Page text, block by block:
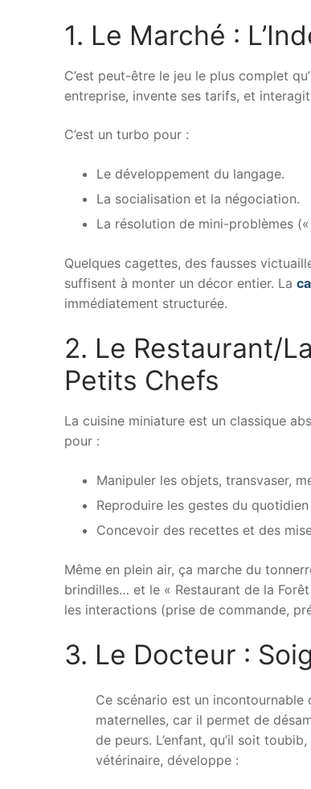
1. Le Marché :
C’est peut-être le jeu le plus complet
entreprise, invente ses tarifs, et
C’est un turbo pour :
Le développement du langage.
La socialisation et la négociation.
La résolution de mini-problèmes
Quelques cagettes, des fausses
suffisent à monter un décor entier. La
immédiatement structurée.
2. Le Restaurant/
Petits Chefs
La cuisine miniature est un classique
pour :
Manipuler les objets, transvaser,
Reproduire les gestes du
Concevoir des recettes et des
Même en plein air, ça marche du
brindilles… et le « Restaurant de la
les interactions (prise de commande,
3. Le Docteur :
Ce scénario est un incontournable
maternelles, car il permet de
de peurs. L’enfant, qu’il soit
vétérinaire, développe :